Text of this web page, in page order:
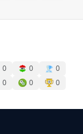
0 0
0
0 0
0